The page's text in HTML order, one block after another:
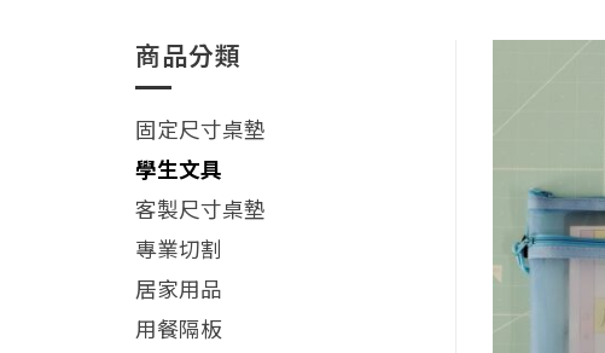
商品分類
固定尺寸桌墊
學生文具
客製尺寸桌墊
專業切割
居家用品
用餐隔板